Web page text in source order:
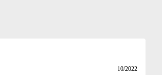
10/2022